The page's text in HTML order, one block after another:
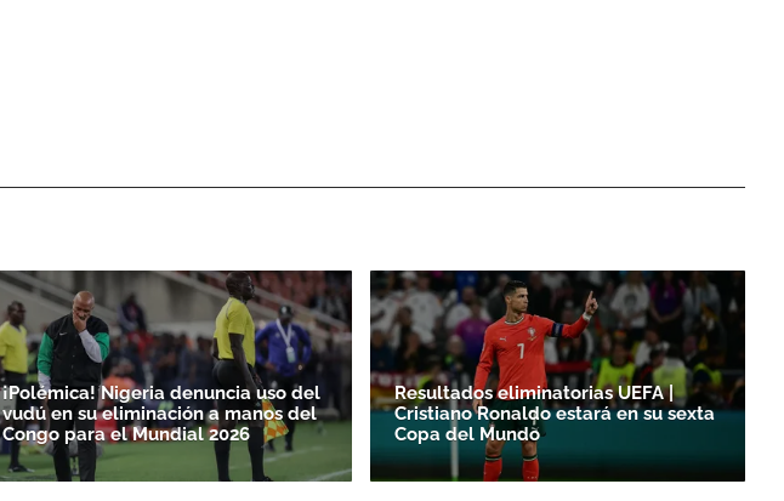
¡Polémica! Nigeria denuncia uso del
vudú en su eliminación a manos del
Congo para el Mundial 2026
Resultados eliminatorias UEFA |
Cristiano Ronaldo estará en su sexta
Copa del Mundo